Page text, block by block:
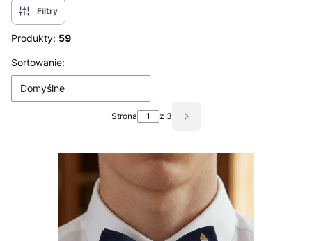
Filtry
Produkty: 59
Lista produktów
Sortowanie:
Domyślne
Strona z 3 Następne produkty